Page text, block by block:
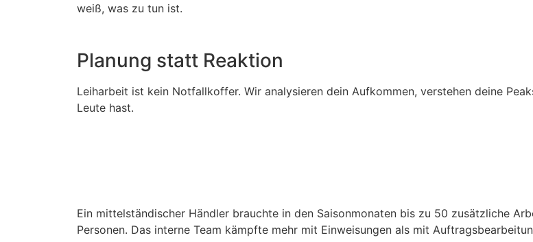
weiß, was zu tun ist.
Planung statt Reaktion
Leiharbeit ist kein Notfallkoffer. Wir analysieren dein Aufkommen, verstehen deine
Leute hast.
Ein mittelständischer Händler brauchte in den Saisonmonaten bis zu 50 zusätzliche
Personen. Das interne Team kämpfte mehr mit Einweisungen als mit